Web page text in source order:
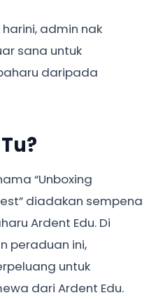
admin nak
sana untuk
daripada
“Unboxing
diadakan sempena
Ardent Edu. Di
peraduan ini,
untuk
dari Ardent Edu.